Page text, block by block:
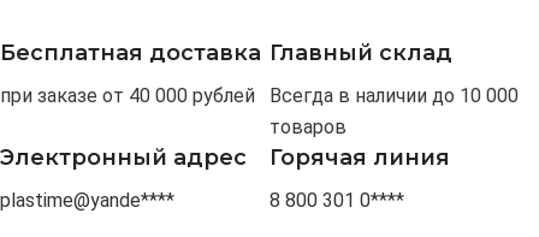
Бесплатная доставка
при заказе от 40 000 рублей
Главный склад
Всегда в наличии до 10 000
товаров
Электронный адрес
plastime@yande****
Горячая линия
8 800 301 0****